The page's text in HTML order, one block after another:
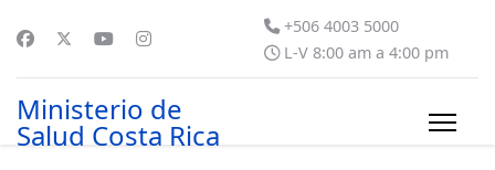
+506 4003 5000
L-V 8:00 am a 4:00 pm
Ministerio de
Salud Costa Rica